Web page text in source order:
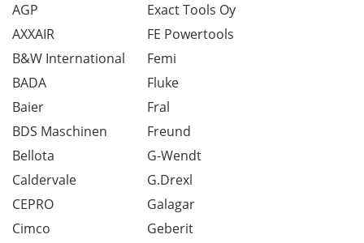
AGP
AXXAIR
B&W International
BADA
Baier
BDS Maschinen
Bellota
Caldervale
CEPRO
Cimco
Exact Tools Oy
FE Powertools
Femi
Fluke
Fral
Freund
G-Wendt
G.Drexl
Galagar
Geberit